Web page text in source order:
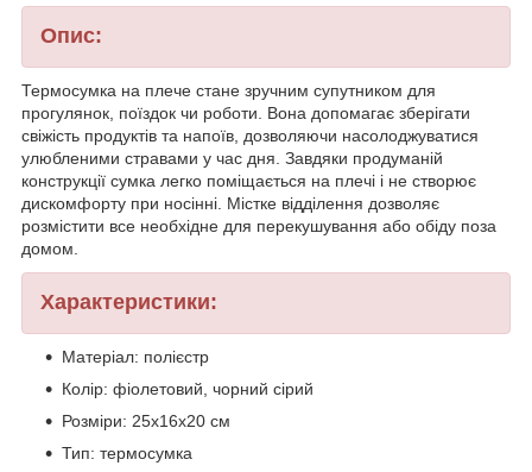
Опис:
Термосумка на плече стане зручним супутником для
прогулянок, поїздок чи роботи. Вона допомагає зберігати
свіжість продуктів та напоїв, дозволяючи насолоджуватися
улюбленими стравами у час дня. Завдяки продуманій
конструкції сумка легко поміщається на плечі і не створює
дискомфорту при носінні. Містке відділення дозволяє
розмістити все необхідне для перекушування або обіду поза
домом.
Характеристики:
Матеріал: полієстр
Колір: фіолетовий, чорний сірий
Розміри: 25х16х20 см
Тип: термосумка